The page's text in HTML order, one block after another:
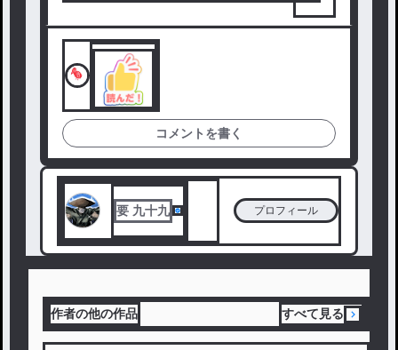
コメントを書く
要 九十九 プロフィール
作者の他の作品 すべて見る